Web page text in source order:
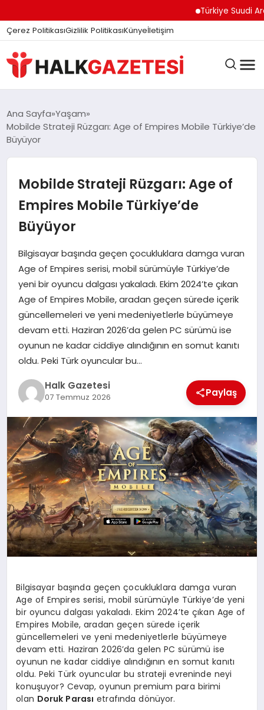
Türkiye Suudi
Çerez PolitikasıGizlilik PolitikasıKünyeİletişim
DÜNYA
EĞITIM
EKONOMI
MAGAZIN
SAĞLIK
SPOR
TEKNOLOJI
YAŞAM
Ana Sayfa Yaşam
Mobilde Strateji Rüzgarı: Age of Empires Mobile Türkiye’de
Büyüyor
Mobilde Strateji Rüzgarı: Age of
Empires Mobile Türkiye’de
Büyüyor
Bilgisayar başında geçen çocukluklara damga vuran
Age of Empires serisi, mobil sürümüyle Türkiye’de
yeni bir oyuncu dalgası yakaladı. Ekim 2024’te çıkan
Age of Empires Mobile, aradan geçen sürede içerik
güncellemeleri ve yeni medeniyetlerle büyümeye
devam etti. Haziran 2026’da gelen PC sürümü ise
oyunun ne kadar ciddiye alındığının en somut kanıtı
oldu. Peki Türk oyuncular bu…
Halk Gazetesi
07 Temmuz 2026 Paylaş
Bilgisayar başında geçen çocukluklara damga vuran
Age of Empires serisi, mobil sürümüyle Türkiye’de yeni
bir oyuncu dalgası yakaladı. Ekim 2024’te çıkan Age of
Empires Mobile, aradan geçen sürede içerik
güncellemeleri ve yeni medeniyetlerle büyümeye
devam etti. Haziran 2026’da gelen PC sürümü ise
oyunun ne kadar ciddiye alındığının en somut kanıtı
oldu. Peki Türk oyuncular bu strateji evreninde neyi
konuşuyor? Cevap, oyunun premium para birimi
olan Doruk Parası etrafında dönüyor.